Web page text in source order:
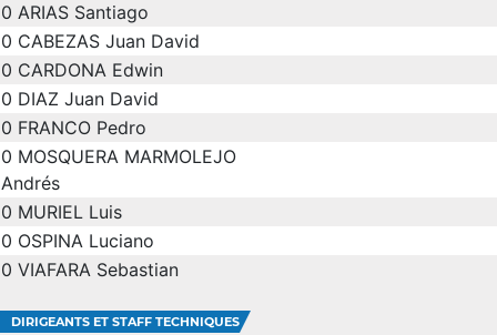
0 ARIAS Santiago
0 CABEZAS Juan David
0 CARDONA Edwin
0 DIAZ Juan David
0 FRANCO Pedro
0 MOSQUERA MARMOLEJO
Andrés
0 MURIEL Luis
0 OSPINA Luciano
0 VIAFARA Sebastian
DIRIGEANTS ET STAFF TECHNIQUES